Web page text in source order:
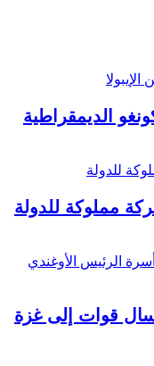
مملوكة للدولة
قوات إلى غزة